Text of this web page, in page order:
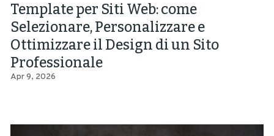
Template per Siti Web: come
Selezionare, Personalizzare e
Ottimizzare il Design di un Sito
Professionale
Apr 9, 2026